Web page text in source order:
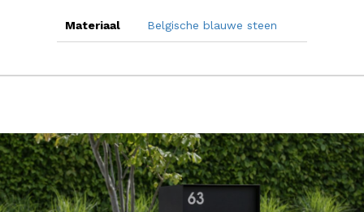
Materiaal Belgische blauwe steen